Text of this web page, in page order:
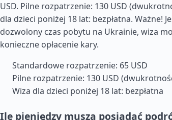
USD. Pilne rozpatrzenie: 130 USD
dla dzieci poniżej 18 lat: bezpłatna. Ważne!
dozwolony czas pobytu na Ukrainie, wiza
konieczne opłacenie kary.
Standardowe rozpatrzenie: 65 USD
Pilne rozpatrzenie: 130 USD
Wiza dla dzieci poniżej 18 lat: bezpłatna
Ile pieniędzy muszą posiadać